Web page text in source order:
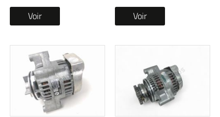
Voir Voir